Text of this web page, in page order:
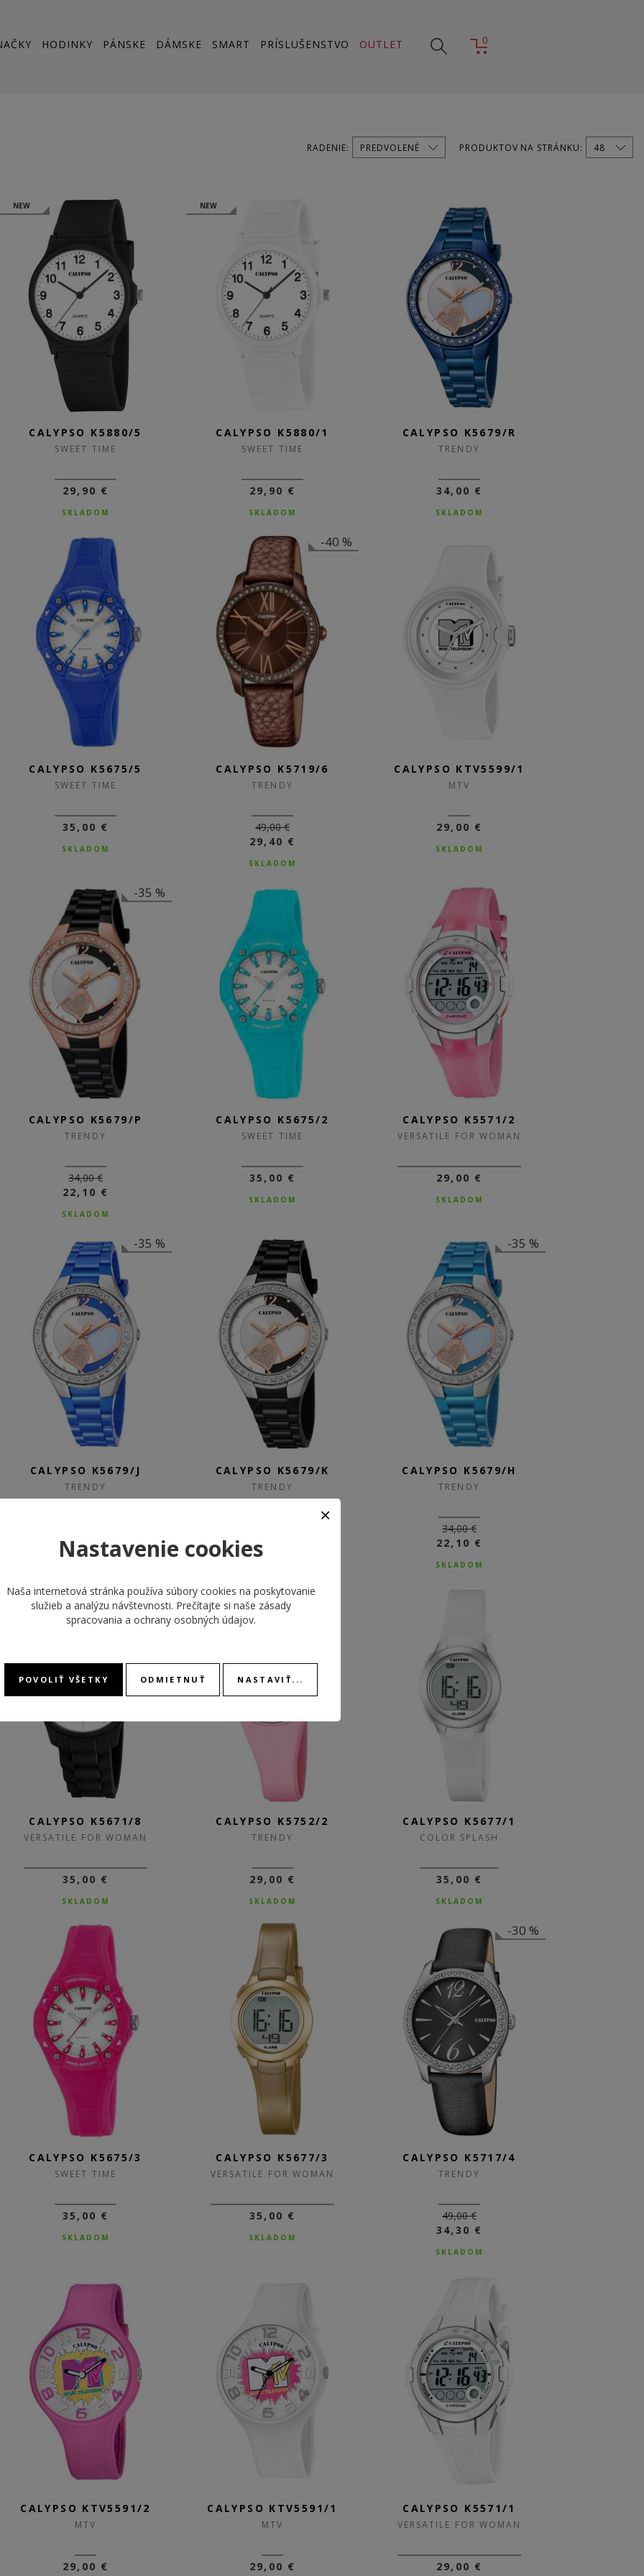
HODINKY PÁNSKE DÁMSKE SMART PRÍSLUŠENSTVO OUTLET 0
RADENIE: PRODUKTOV NA STRÁNKU:
NEW
CALYPSO K5880/5
SWEET TIME
29,90 €
SKLADOM
NEW
CALYPSO K5880/1
SWEET TIME
29,90 €
SKLADOM
CALYPSO K5679/R
TRENDY
34,00 €
SKLADOM
CALYPSO K5675/5
SWEET TIME
35,00 €
SKLADOM
-40 %
CALYPSO K5719/6
TRENDY
49,00 €
29,40 €
SKLADOM
CALYPSO KTV5599/1
MTV
29,00 €
SKLADOM
-35 %
CALYPSO K5679/P
TRENDY
34,00 €
22,10 €
SKLADOM
CALYPSO K5675/2
SWEET TIME
35,00 €
SKLADOM
CALYPSO K5571/2
VERSATILE FOR WOMAN
29,00 €
SKLADOM
-35 %
CALYPSO K5679/J
TRENDY
22,10 €
CALYPSO K5679/K
TRENDY
SKLADOM
-35 %
CALYPSO K5679/H
TRENDY
34,00 €
22,10 €
SKLADOM
CALYPSO K5671/8
VERSATILE FOR WOMAN
35,00 €
SKLADOM
CALYPSO K5752/2
TRENDY
29,00 €
SKLADOM
CALYPSO K5677/1
COLOR SPLASH
35,00 €
SKLADOM
CALYPSO K5675/3
SWEET TIME
35,00 €
SKLADOM
CALYPSO K5677/3
VERSATILE FOR WOMAN
35,00 €
SKLADOM
-30 %
CALYPSO K5717/4
TRENDY
49,00 €
34,30 €
SKLADOM
CALYPSO KTV5591/2
MTV
29,00 €
CALYPSO KTV5591/1
MTV
29,00 €
CALYPSO K5571/1
VERSATILE FOR WOMAN
29,00 €
Nastavenie cookies
Naša internetová stránka používa súbory cookies na poskytovanie
služieb a analýzu návštevnosti. Prečítajte si naše zásady
spracovania a ochrany osobných údajov.
POVOLIŤ VŠETKY ODMIETNUŤ NASTAVIŤ...